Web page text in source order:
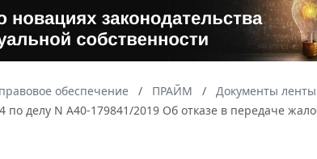
обеспечение ПРАЙМ Документы
по делу N А40-179841/2019 Об отказе в передаче